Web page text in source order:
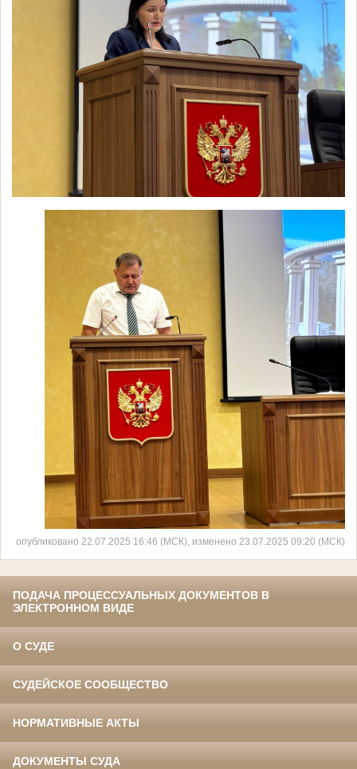
опубликовано 22.07.2025 16:46 (МСК), изменено 23.07.2025 09:20 (МСК)
ПОДАЧА ПРОЦЕССУАЛЬНЫХ ДОКУМЕНТОВ В
ЭЛЕКТРОННОМ ВИДЕ
О СУДЕ
СУДЕЙСКОЕ СООБЩЕСТВО
НОРМАТИВНЫЕ АКТЫ
ДОКУМЕНТЫ СУДА